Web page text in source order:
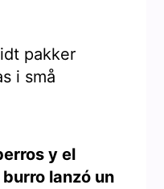
pakker
i små
y el
lanzó un